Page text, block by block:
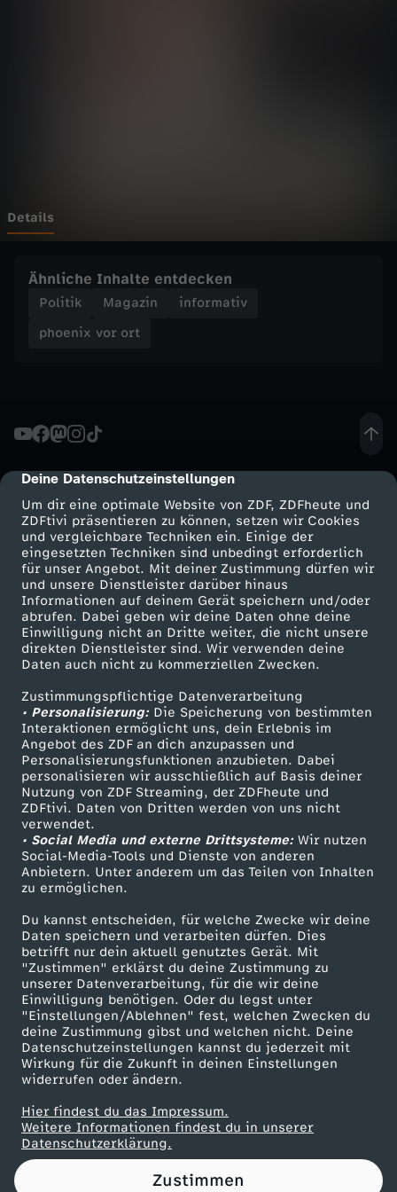
cmp-dialog-description
Deine Datenschutzeinstellungen
Um dir eine optimale Website von ZDF, ZDFheute und
ZDFtivi präsentieren zu können, setzen wir Cookies
und vergleichbare Techniken ein. Einige der
eingesetzten Techniken sind unbedingt erforderlich
für unser Angebot. Mit deiner Zustimmung dürfen wir
und unsere Dienstleister darüber hinaus
Informationen auf deinem Gerät speichern und/oder
abrufen. Dabei geben wir deine Daten ohne deine
Einwilligung nicht an Dritte weiter, die nicht unsere
direkten Dienstleister sind. Wir verwenden deine
Daten auch nicht zu kommerziellen Zwecken.
Zustimmungspflichtige Datenverarbeitung
• Personalisierung:Die Speicherung von bestimmten
Interaktionen ermöglicht uns, dein Erlebnis im
Angebot des ZDF an dich anzupassen und
Personalisierungsfunktionen anzubieten. Dabei
personalisieren wir ausschließlich auf Basis deiner
Nutzung von ZDF Streaming, der ZDFheute und
ZDFtivi. Daten von Dritten werden von uns nicht
verwendet.
• Social Media und externe Drittsysteme:Wir nutzen
Social-Media-Tools und Dienste von anderen
Anbietern. Unter anderem um das Teilen von Inhalten
zu ermöglichen.
Du kannst entscheiden, für welche Zwecke wir deine
Daten speichern und verarbeiten dürfen. Dies
betrifft nur dein aktuell genutztes Gerät. Mit
"Zustimmen" erklärst du deine Zustimmung zu
unserer Datenverarbeitung, für die wir deine
Einwilligung benötigen. Oder du legst unter
"Einstellungen/Ablehnen" fest, welchen Zwecken du
deine Zustimmung gibst und welchen nicht. Deine
Datenschutzeinstellungen kannst du jederzeit mit
Wirkung für die Zukunft in deinen Einstellungen
widerrufen oder ändern.
Hier findest du das Impressum.
Weitere Informationen findest du in unserer
Datenschutzerklärung.
Zustimmen
t
U
M
e
n
s
c
h
e
n
r
e
c
h
t
s
r
a
t
z
Details
Ähnliche Inhalte entdecken
Politik Magazin
informativ
phoenix vor ort
Mehr ZDF
ZDF-Apps
Smart TV
ZDFtext
Livestreams
Sendungen A-Z
TV-Programm
Service
ZDFmitreden
Kontakt zum ZDF
Tickets
Zuschauerservice
Hilfe
ZDF Unternehmen
Karriere
ZDF goes Schule
Werbefernsehen
Mainzelmännchen
Partner